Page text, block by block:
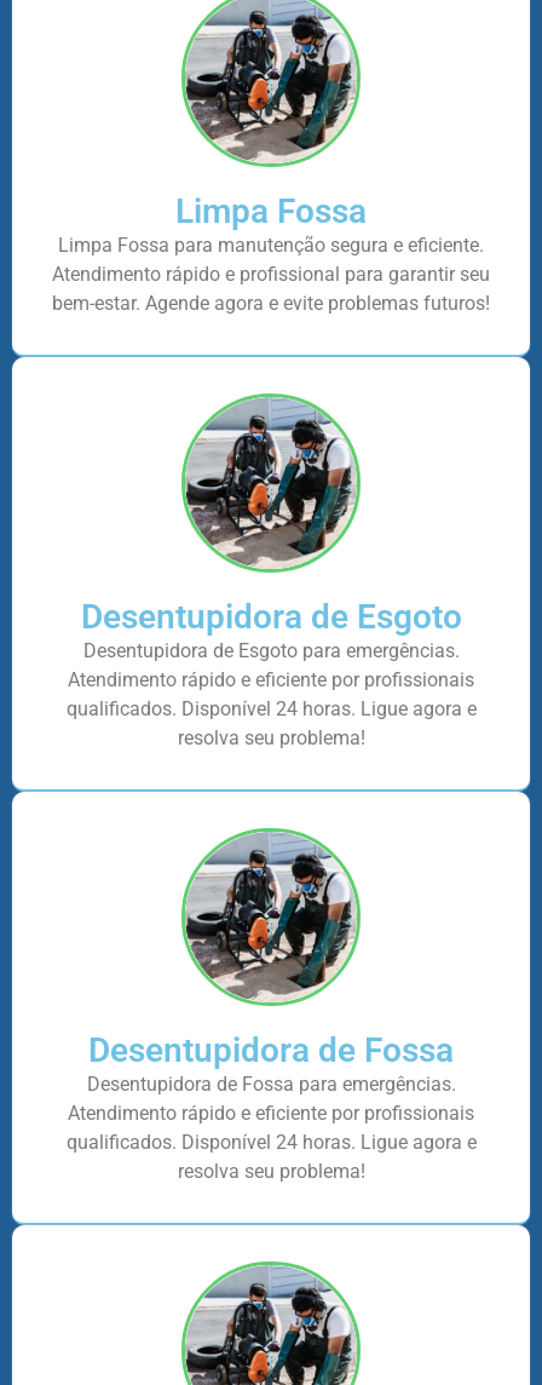
Limpa Fossa
Limpa Fossa para manutenção segura e eficiente.
Atendimento rápido e profissional para garantir seu
bem-estar. Agende agora e evite problemas futuros!
Desentupidora de Esgoto
Desentupidora de Esgoto para emergências.
Atendimento rápido e eficiente por profissionais
qualificados. Disponível 24 horas. Ligue agora e
resolva seu problema!
Desentupidora de Fossa
Desentupidora de Fossa para emergências.
Atendimento rápido e eficiente por profissionais
qualificados. Disponível 24 horas. Ligue agora e
resolva seu problema!